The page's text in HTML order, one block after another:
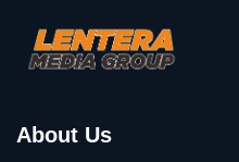
About Us